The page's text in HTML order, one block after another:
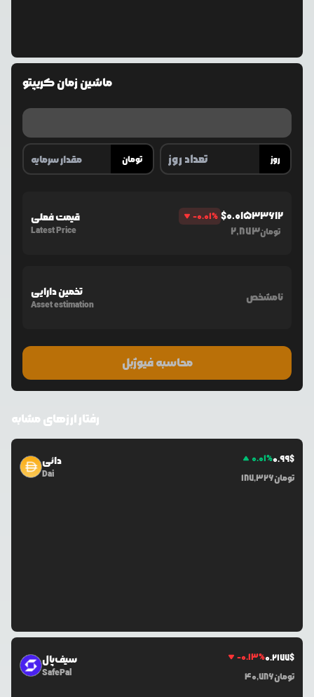
ماشین زمان کریپتو
تومان روز
قیمت فعلی
Latest Price
-0.01% $0.01533612
2,873تومان
تخمین دارایی
Asset estimation
نامشخص
محاسبه فیوژبل
رفتار ارزهای مشابه
دائی
Dai
0.01%0.99$
187,326تومان
سیف‌پال
SafePal
-0.13%0.2177$
40,786تومان